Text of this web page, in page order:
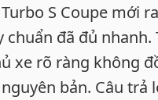
S Coupe mới
chuẩn đã đủ nhanh.
xe rõ ràng không
bản. Câu trả